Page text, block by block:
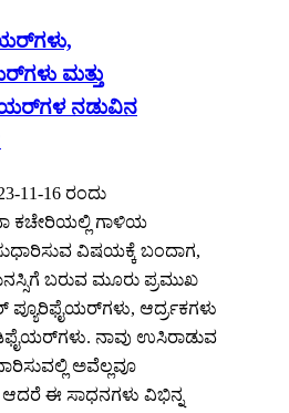
ಮತ್ತು
ನಡುವಿನ
11-16 ರಂದು
ಕಚೇರಿಯಲ್ಲಿ ಗಾಳಿಯ
ವಿಷಯಕ್ಕೆ ಬಂದಾಗ,
ಬರುವ ಮೂರು ಪ್ರಮುಖ
ಆರ್ದ್ರಕಗಳು
ನಾವು ಉಸಿರಾಡುವ
ಅವೆಲ್ಲವೂ
ಆದರೆ ಈ ಸಾಧನಗಳು ವಿಭಿನ್ನ